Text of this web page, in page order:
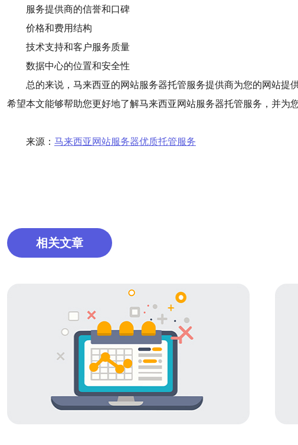
服务提供商的信誉和口碑
价格和费用结构
技术支持和客户服务质量
数据中心的位置和安全性
总的来说，马来西亚的网站服务器托管服务提供商为您的网站提
希望本文能够帮助您更好地了解马来西亚网站服务器托管服务，并为
来源： 马来西亚网站服务器优质托管服务
相关文章